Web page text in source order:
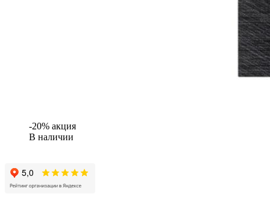
-20% акция
В наличии